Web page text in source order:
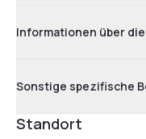
Informationen über
Sonstige spezifische
Standort